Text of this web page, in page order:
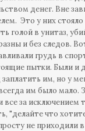
денег. Вне
Это у них
в унитаз,
и без следов.
грудь в
пытки. Были и
им, но у
им было мало.
все за
что
не приходили в